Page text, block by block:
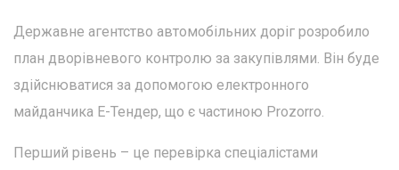
Державне агентство автомобільних доріг розробило
план дворівневого контролю за закупівлями. Він буде
здійснюватися за допомогою електронного
майданчика Е-Тендер, що є частиною Prozorro.
Перший рівень – це перевірка спеціалістами